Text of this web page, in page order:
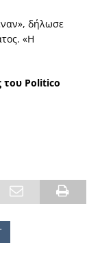
δήλωσε
«Η
του Politico